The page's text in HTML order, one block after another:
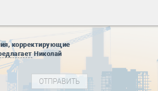
корректирующие
Николай
27 января
блокады